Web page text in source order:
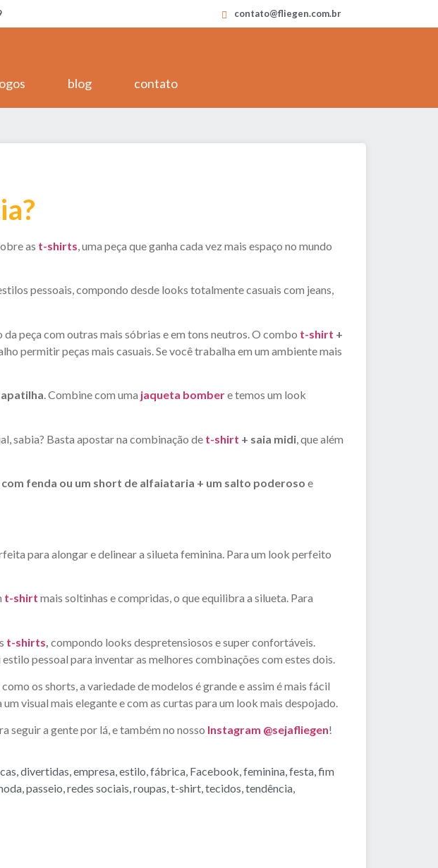
contato@fliegen.com.br
blog contato
as t-shirts, uma peça que ganha cada vez mais espaço no mundo
pessoais, compondo desde looks totalmente casuais com jeans,
peça com outras mais sóbrias e em tons neutros. O combo t-shirt +
permitir peças mais casuais. Se você trabalha em um ambiente mais
. Combine com uma jaqueta bombere temos um look
sabia? Basta apostar na combinação de t-shirt + saia midi , que além
com fenda ou um short de alfaiataria + um salto poderoso e
para alongar e delinear a silueta feminina. Para um look perfeito
t-shirt mais soltinhas e compridas, o que equilibra a silueta. Para
t-shirts compondo looks despretensiosos e super confortáveis.
pessoal para inventar as melhores combinações com estes dois.
os shorts, a variedade de modelos é grande e assim é mais fácil
visual mais elegante e com as curtas para um look mais despojado.
seguir a gente por lá, e também no nosso Instagram @sejafliegen!
divertidas empresa estilo fábrica Facebook feminina festa fim
passeio redes sociais roupas t-shirt tecidos tendência